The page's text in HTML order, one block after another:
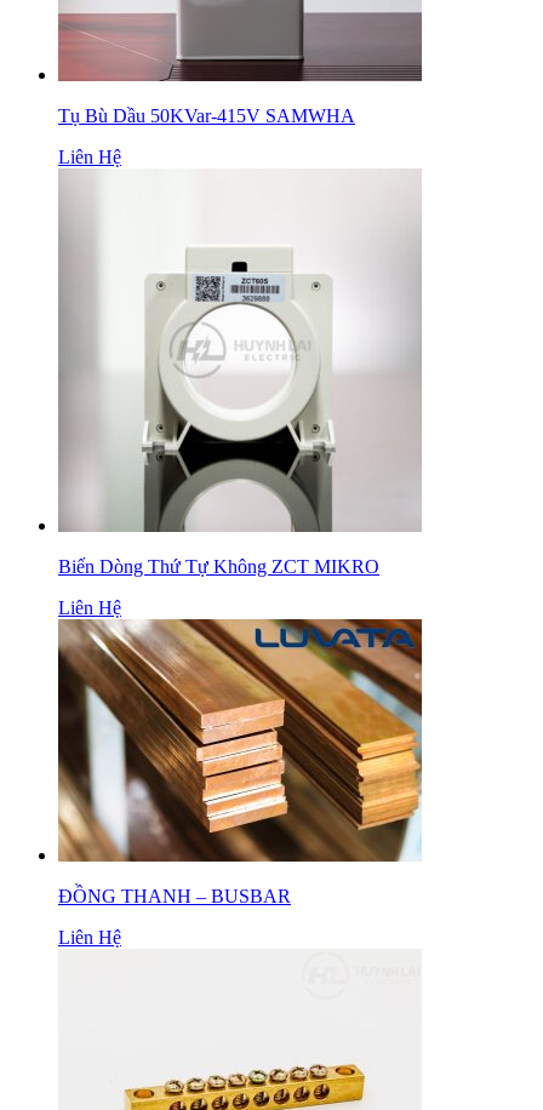
Tụ Bù Dầu 50KVar-415V SAMWHA
Liên Hệ
Biến Dòng Thứ Tự Không ZCT MIKRO
Liên Hệ
ĐỒNG THANH – BUSBAR
Liên Hệ